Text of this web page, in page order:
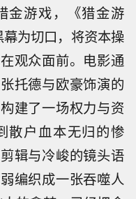
金游戏，《猎金游
幕为切口，将资本操
观众面前。电影通
托德与欧豪饰演的
建了一场权力与资
散户血本无归的惨
辑与冷峻的镜头语
编织成一张吞噬人